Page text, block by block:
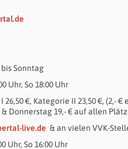
Sonntag
Uhr, So 18:00 Uhr
€, Kategorie II 23,50 €, (2,- €
Donnerstag 19,- € auf allen
live.de & an vielen VVK-
Uhr, So 16:00 Uhr